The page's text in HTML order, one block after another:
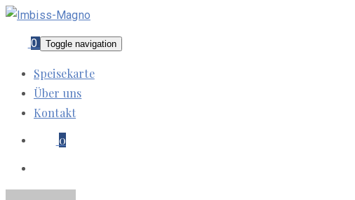
0 Toggle navigation
Speisekarte
Über uns
Kontakt
0